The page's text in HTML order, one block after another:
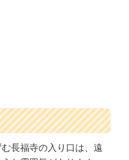
長福寺の入り口は、遠